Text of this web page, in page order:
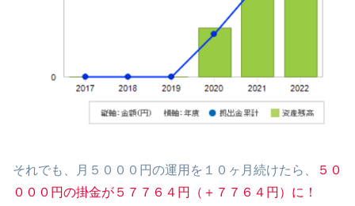
それでも、月５０００円の運用を１０ヶ月続けたら、
５０
０００円の掛金が５７７６４円（＋７７６４円）に！